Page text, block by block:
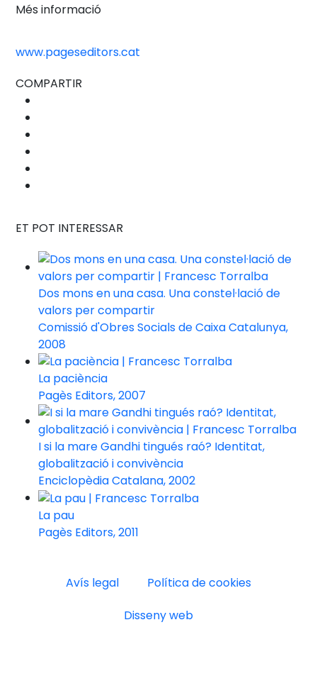
Més informació
www.pageseditors.cat
COMPARTIR
ET POT INTERESSAR
Dos mons en una casa. Una constel·lació de
valors per compartir
Comissió d'Obres Socials de Caixa Catalunya,
2008
La paciència
Pagès Editors, 2007
I si la mare Gandhi tingués raó? Identitat,
globalització i convivència
Enciclopèdia Catalana, 2002
La pau
Pagès Editors, 2011
Avís legal
Política de cookies
Disseny web